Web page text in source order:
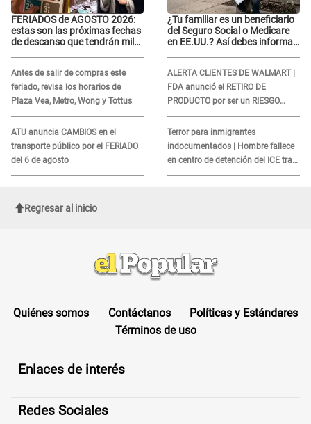
FERIADOS de AGOSTO 2026:
estas son las próximas fechas
de descanso que tendrán miles
Antes de salir de compras este
feriado, revisa los horarios de
Plaza Vea, Metro, Wong y Tottus
ATU anuncia CAMBIOS en el
transporte público por el FERIADO
del 6 de agosto
¿Tu familiar es un beneficiario
del Seguro Social o Medicare
en EE.UU.? Así debes informar
ALERTA CLIENTES DE WALMART |
FDA anunció el RETIRO DE
PRODUCTO por ser un RIESGO
MORTAL para consumidores: ¿Cuál
es?
Terror para inmigrantes
indocumentados | Hombre fallece
en centro de detención del ICE tras
sufrir una "emergencia médica"
Regresar al inicio
Quiénes somos Contáctanos
Políticas y Estándares
Términos de uso
Enlaces de interés
Redes Sociales